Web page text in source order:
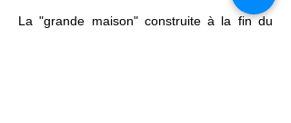
La "grande maison" construite à la fin du